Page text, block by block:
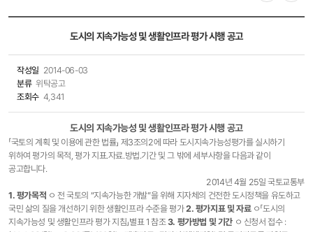
도시의 지속가능성 및 생활인프라 평가 시행 공고
작성일 2014-06-03
분류 위탁공고
조회수 4,341
도시의 지속가능성 및 생활인프라 평가 시행 공고
「국토의 계획 및 이용에 관한 법률」 제3조의2에 따라 도시지속가능성평가를 실시하기
위하여 평가의 목적, 평가 지표․자료․방법․기간 및 그 밖에 세부사항을 다음과 같이
공고합니다.
2014년 4월 25일 국토교통부
1. 평가목적 ㅇ 전 국토의 “지속가능한 개발”을 위해 지자체의 건전한 도시정책을 유도하고
국민 삶의 질을 개선하기 위한 생활인프라 수준을 평가2. 평가지표 및 자료ㅇ「도시의
지속가능성 및 생활인프라 평가 지침」별표 1 참조3. 평가방법 및 기간 ㅇ 신청서 접수 :